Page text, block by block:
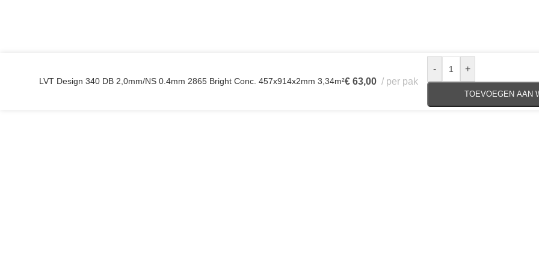
LVT Design 340 DB 2,0mm/NS 0.4mm 2865 Bright Conc. 457x914x2mm 3,34m²€ 63,00 per pak
- +
TOEVOEGEN AAN